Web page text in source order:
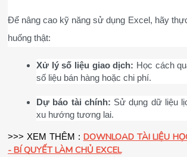
Để nâng cao kỹ năng sử dụng Excel, hãy
huống thật:
Xử lý số liệu giao dịch: Học cách
số liệu bán hàng hoặc chi phí.
Dự báo tài chính: Sử dụng dữ liệu
xu hướng tương lai.
>>> XEM THÊM : DOWNLOAD TÀI LIỆU
- BÍ QUYẾT LÀM CHỦ EXCEL